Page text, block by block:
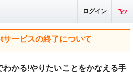
ログイン
サービスの終了について
わかる!やりたいことをかなえる手